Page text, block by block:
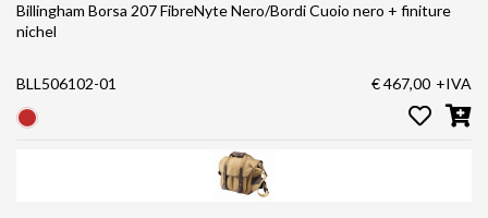
Billingham Borsa 207 FibreNyte Nero/Bordi Cuoio nero + finiture
nichel
BLL506102-01 € 467,00 +IVA